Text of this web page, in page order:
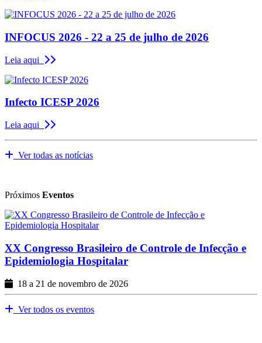
INFOCUS 2026 - 22 a 25 de julho de 2026
Leia aqui
Infecto ICESP 2026
Leia aqui
Ver todas as notícias
Próximos Eventos
XX Congresso Brasileiro de Controle de Infecção e
Epidemiologia Hospitalar
18 a 21 de novembro de 2026
Ver todos os eventos